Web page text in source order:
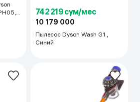
742 219 сум/мес
10 179 000
Пылесос Dyson Wash G1 ,
Синий